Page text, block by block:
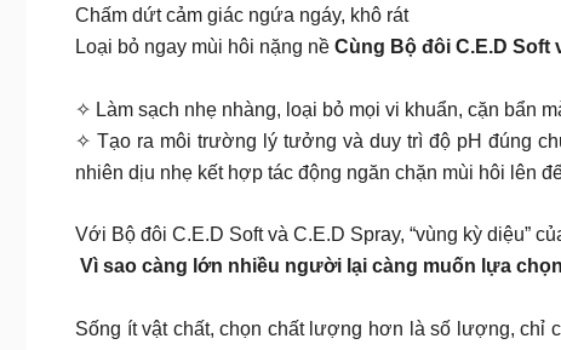
Chấm dứt cảm giác ngứa ngáy, khô rát
Loại bỏ ngay mùi hôi nặng nề Cùng Bộ đôi C.E.D Soft
✧ Làm sạch nhẹ nhàng, loại bỏ mọi vi khuẩn, cặn bẩn
✧ Tạo ra môi trường lý tưởng và duy trì độ pH đúng
nhiên dịu nhẹ kết hợp tác động ngăn chặn mùi hôi lên
Với Bộ đôi C.E.D Soft và C.E.D Spray, “vùng kỳ diệu”
Vì sao càng lớn nhiều người lại càng muốn lựa
Sống ít vật chất, chọn chất lượng hơn là số lượng, chỉ